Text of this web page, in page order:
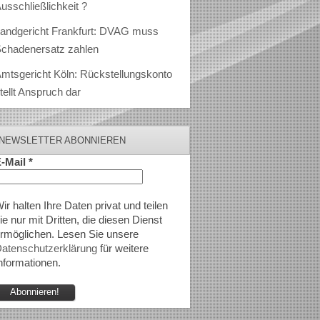
?
Frankfurt: DVAG muss
zahlen
Köln: Rückstellungskonto
Anspruch dar
ABONNIEREN
Mail *
halten Ihre Daten privat und teilen
nur mit Dritten, die diesen Dienst
Lesen Sie unsere
für weitere